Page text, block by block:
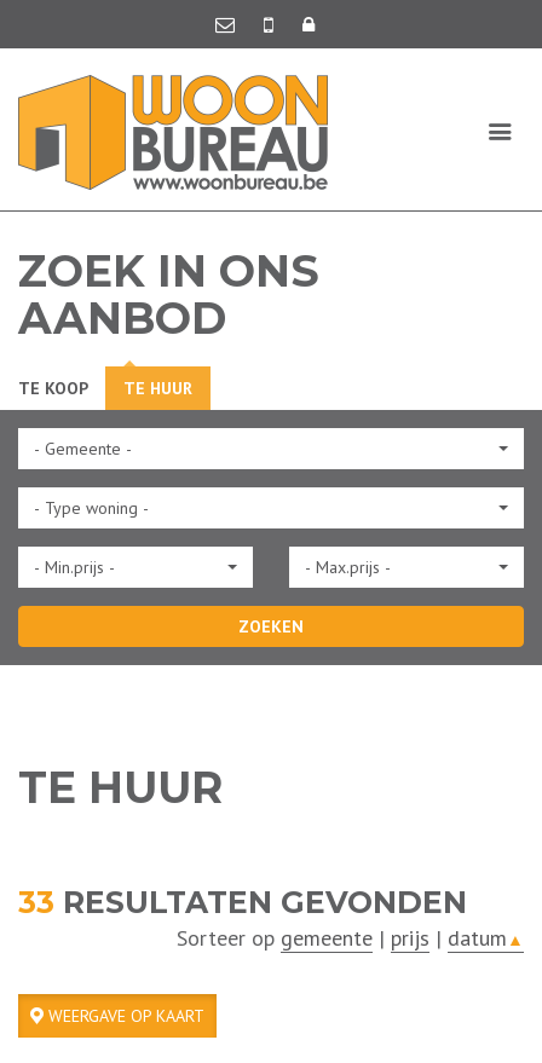
ZOEK IN ONS
AANBOD
- Gemeente -
- Type woning -
- Min.prijs - - Max.prijs -
ZOEKEN
TE KOOP TE HUUR
TE HUUR
33 RESULTATEN GEVONDEN
Sorteer op gemeente | prijs | datum ▲
WEERGAVE OP KAART